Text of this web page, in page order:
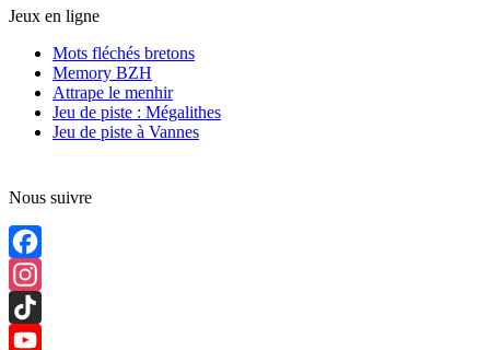
Jeux en ligne
Mots fléchés bretons
Memory BZH
Attrape le menhir
Jeu de piste : Mégalithes
Jeu de piste à Vannes
Nous suivre
Facebook
Instagram
TikTok